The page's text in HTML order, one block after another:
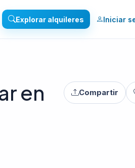
Explorar alquileres Iniciar
en
Compartir